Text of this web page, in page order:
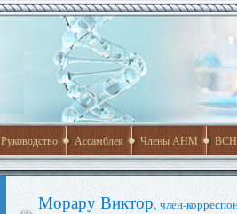
Руководство Ассамблея Члены АНМ
Морару Виктор, член-